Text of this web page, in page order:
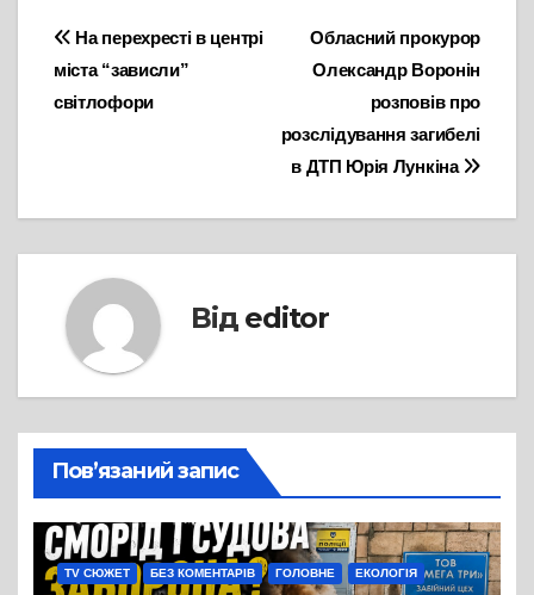
Навігація
записів
Обласний прокурор
Олександр Воронін
розповів про
розслідування загибелі
в ДТП Юрія Лункіна
На перехресті в центрі
міста “зависли”
світлофори
Від editor
Пов’язаний запис
TV СЮЖЕТ БЕЗ КОМЕНТАРІВ ГОЛОВНЕ ЕКОЛОГІЯ